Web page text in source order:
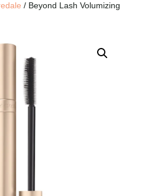
/ Beyond Lash Volumizing